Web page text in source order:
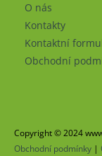
O nás
Kontakty
Kontaktní
Obchodní
Copyright © 2024
Obchodní podmínky |